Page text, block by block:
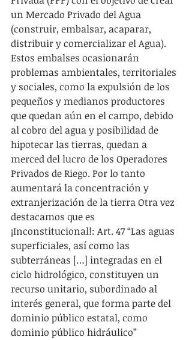
un Mercado Privado del Agua
(construir, embalsar, acaparar,
distribuir y comercializar el Agua).
Estos embalses ocasionarán
problemas ambientales, territoriales
y sociales, como la expulsión de los
pequeños y medianos productores
que quedan aún en el campo, debido
al cobro del agua y posibilidad de
hipotecar las tierras, quedan a
merced del lucro de los Operadores
Privados de Riego. Por lo tanto
aumentará la concentración y
extranjerización de la tierra Otra vez
destacamos que es
¡Inconstitucional!: Art. 47 “Las aguas
superficiales, así como las
subterráneas […] integradas en el
ciclo hidrológico, constituyen un
recurso unitario, subordinado al
interés general, que forma parte del
dominio público estatal, como
dominio público hidráulico”